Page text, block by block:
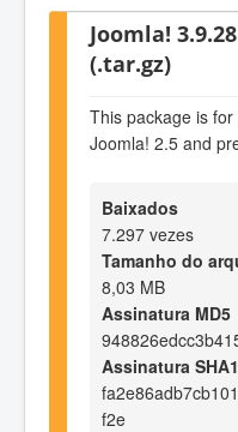
Joomla!
(.tar.gz)
This package is
Joomla! 2.5 and
Baixados
7.297 vezes
Tamanho do
8,03 MB
Assinatura MD5
Assinatura SHA1
f2e